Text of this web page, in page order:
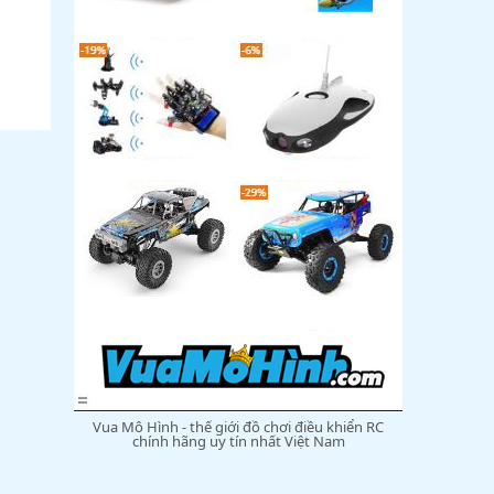
Vua Mô Hình - thế giới đồ chơi điều khiển RC
chính hãng uy tín nhất Việt Nam